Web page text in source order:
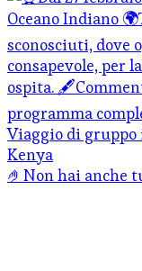
🤌Non hai anche